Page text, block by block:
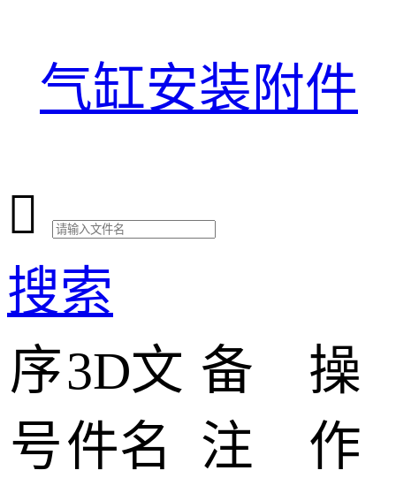
气缸安装附件

搜索
序
号
3D文
件名
备
注
操
作